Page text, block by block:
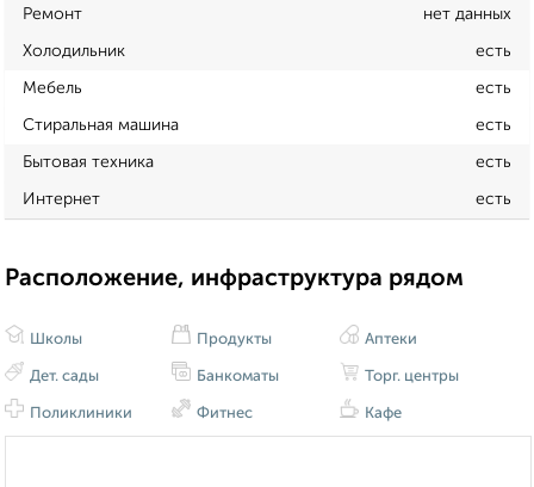
Ремонт нет данных
Холодильник есть
Мебель есть
Стиральная машина есть
Бытовая техника есть
Интернет есть
Расположение, инфраструктура рядом
Школы
Дет. сады
Поликлиники
Продукты
Банкоматы
Фитнес
Аптеки
Торг. центры
Кафе